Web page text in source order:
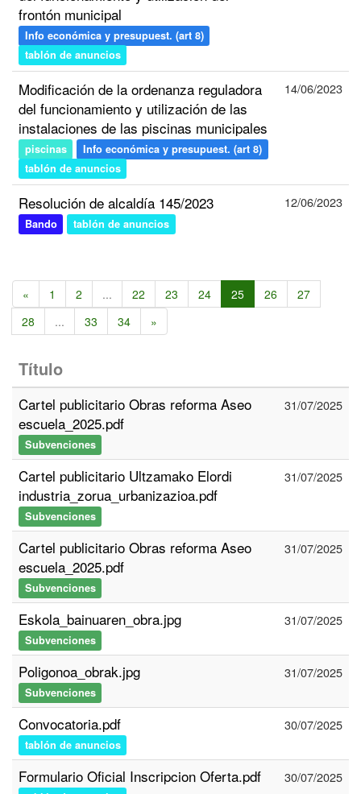
frontón municipal
Info económica y presupuest. (art 8)
tablón de anuncios
Modificación de la ordenanza reguladora
del funcionamiento y utilización de las
instalaciones de las piscinas municipales
piscinas
Info económica y presupuest. (art 8)
tablón de anuncios
14/06/2023
Resolución de alcaldía 145/2023
Bando tablón de anuncios
12/06/2023
« 1 2 ... 22 23 24 25 26
27
28
... 33 34 »
Título
Cartel publicitario Obras reforma Aseo
escuela_2025.pdf
Subvenciones
31/07/2025
Cartel publicitario Ultzamako Elordi
industria_zorua_urbanizazioa.pdf
Subvenciones
31/07/2025
Cartel publicitario Obras reforma Aseo
escuela_2025.pdf
Subvenciones
31/07/2025
Eskola_bainuaren_obra.jpg
Subvenciones
31/07/2025
Poligonoa_obrak.jpg
Subvenciones
31/07/2025
Convocatoria.pdf
tablón de anuncios
30/07/2025
Formulario Oficial Inscripcion Oferta.pdf 30/07/2025